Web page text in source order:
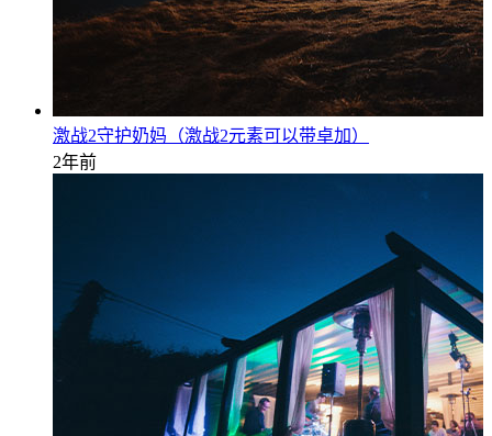
激战2守护奶妈（激战2元素可以带卓加）
2年前